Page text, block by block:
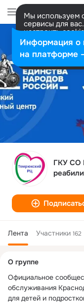
Мы используем
сервисы для
настроить
представитель.
Разрешить все
ГКУ СО
Лента Участники 162
колонка
О группе
Официальное
обслуживания
для детей и
Информация о
на платформе